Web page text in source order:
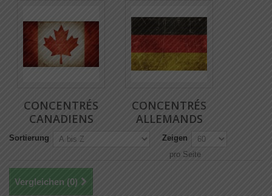
CONCENTRÉS
CANADIENS
CONCENTRÉS
ALLEMANDS
Sortierung
Zeigen
pro Seite
Vergleichen (0)